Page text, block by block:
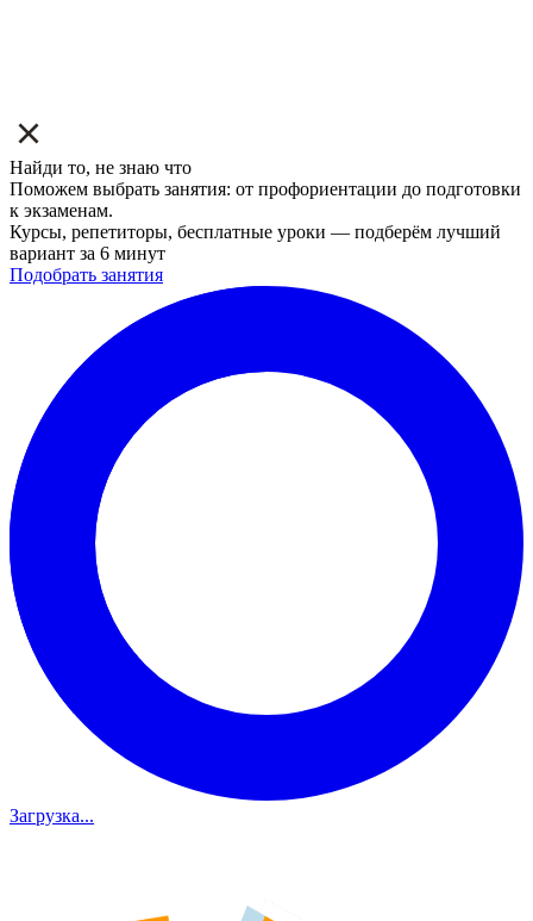
Найди то, не знаю что
Поможем выбрать занятия: от профориентации до подготовки
к экзаменам.
Курсы, репетиторы, бесплатные уроки — подберём лучший
вариант за 6 минут
Подобрать занятия
Загрузка...